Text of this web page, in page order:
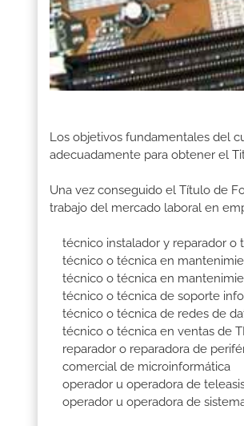
Los objetivos fundamentales del
adecuadamente para obtener el
Una vez conseguido el Título de
trabajo del mercado laboral en
técnico instalador y reparador o
técnico o técnica en
técnico o técnica en
técnico o técnica de soporte
técnico o técnica de redes de
técnico o técnica en ventas de
reparador o reparadora de
comercial de microinformática
operador u operadora de
operador u operadora de